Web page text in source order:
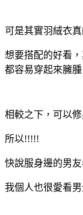
可是其實羽絨衣
想要搭配的好看
都容易穿起來臃腫
相較之下，可以
所以!!!!!
快說服身邊的男
我個人也很愛看